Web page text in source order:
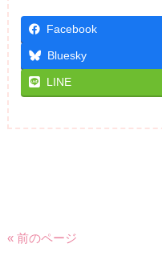
Facebook
Bluesky
LINE
« 前のページ